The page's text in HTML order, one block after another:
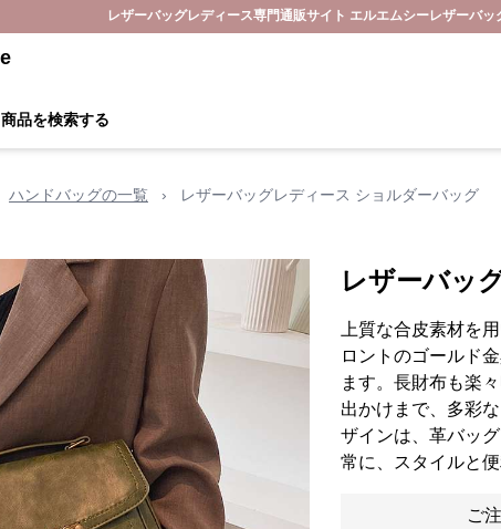
レザーバッグレディース専門通販サイト エルエムシーレザーバッ
商品を検索する
ハンドバッグの一覧 › レザーバッグレディース ショルダーバッグ
レザーバッ
上質な合皮素材を
ロントのゴールド
ます。長財布も楽
出かけまで、多彩
ザインは、革バッ
常に、スタイルと
ご